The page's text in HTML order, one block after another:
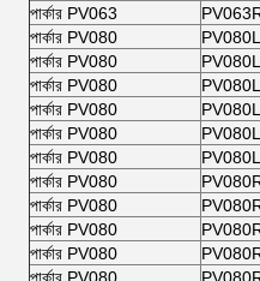
পার্কার PV063
পার্কার PV080
পার্কার PV080
পার্কার PV080
পার্কার PV080
পার্কার PV080
পার্কার PV080
পার্কার PV080
পার্কার PV080
পার্কার PV080
পার্কার PV080